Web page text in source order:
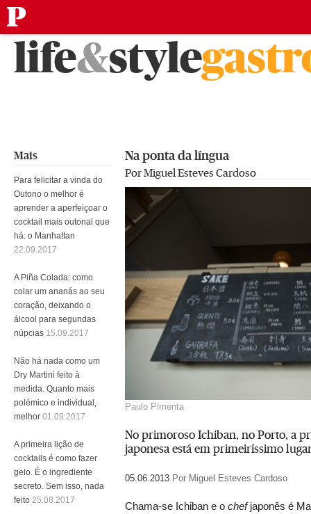
Saltarlife&style
Na ponta da língua
Por Miguel Esteves Cardoso
Paulo Pimenta
No primoroso Ichiban, no Porto, a
japonesa está em primeiríssimo
05.06.2013 Por Miguel Esteves Cardoso
Chama-se Ichiban e o chefjaponês é
Mais
Para felicitar a vinda do
Outono o melhor é
aprender a aperfeiçoar o
cocktail mais outonal que
há: o Manhattan
22.09.2017
A Piña Colada: como
colar um ananás ao seu
coração, deixando o
álcool para segundas
núpcias 15.09.2017
Não há nada como um
Dry Martini feito à
medida. Quanto mais
polémico e individual,
melhor 01.09.2017
A primeira lição de
cocktails é como fazer
gelo. É o ingrediente
secreto. Sem isso, nada
feito 25.08.2017